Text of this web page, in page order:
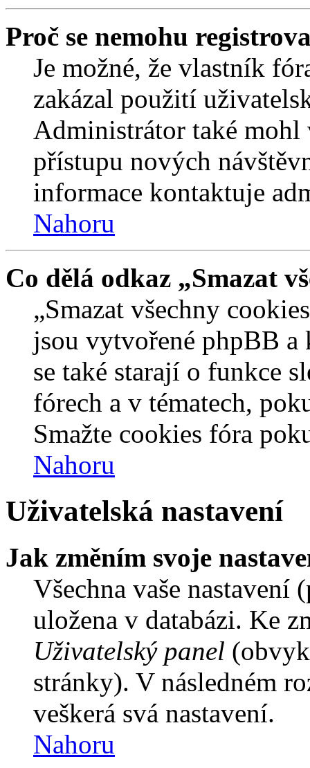
Proč se nemohu
Je možné, že vlastník
zakázal použití
Administrátor také mohl
přístupu nových
informace kontaktuje
Nahoru
Co dělá odkaz „Smazat
„Smazat všechny
jsou vytvořené phpBB a
se také starají o funkce
fórech a v tématech,
Smažte cookies fóra
Nahoru
Uživatelská nastavení
Jak změním svoje
Všechna vaše
uložena v databázi. Ke
Uživatelský panel
stránky). V následném
veškerá svá nastavení.
Nahoru